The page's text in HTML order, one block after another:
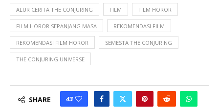
ALUR CERITA THE CONJURING FILM FILM HOROR
FILM HOROR SEPANJANG MASA REKOMENDASI FILM
REKOMENDASI FILM HOROR SEMESTA THE CONJURING
THE CONJURING UNIVERSE
SHARE 43